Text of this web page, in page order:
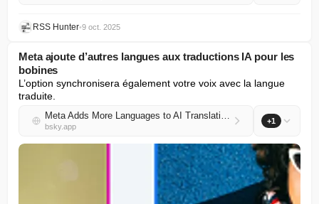
RSS Hunter•9 oct. 2025
Meta ajoute d’autres langues aux traductions IA pour les
bobines
L’option synchronisera également votre voix avec la langue
traduite.
Meta Adds More Languages to AI Translations for Reels
bsky.app
+1